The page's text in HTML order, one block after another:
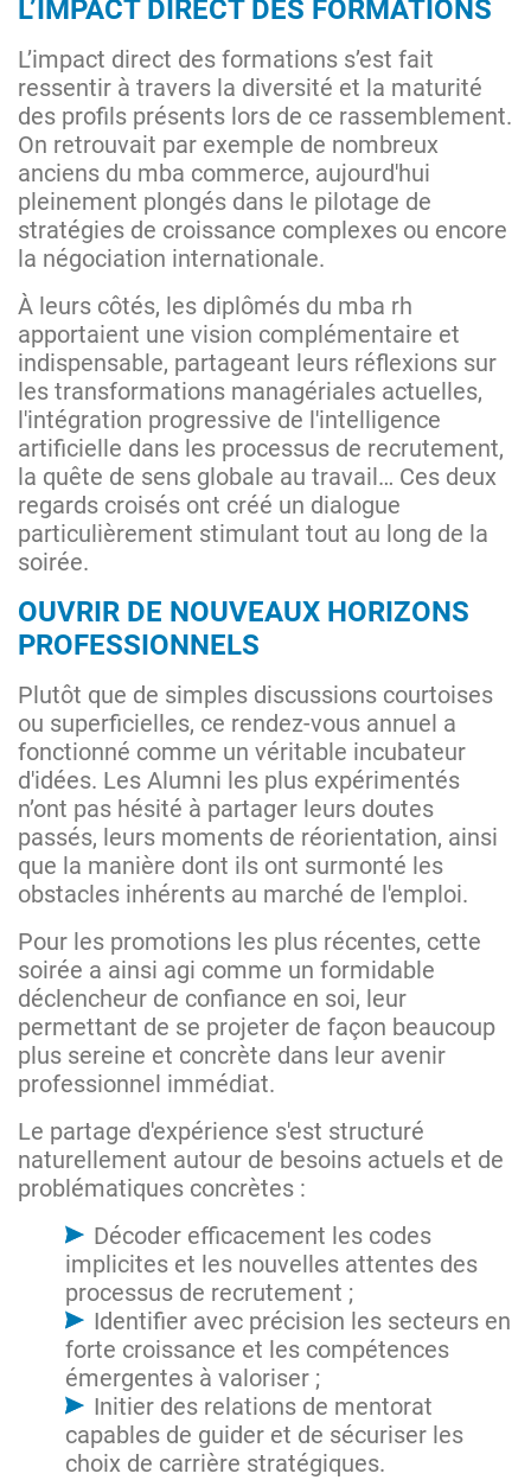
L’IMPACT DIRECT DES FORMATIONS
L’impact direct des formations s’est fait
ressentir à travers la diversité et la maturité
des profils présents lors de ce rassemblement.
On retrouvait par exemple de nombreux
anciens du mba commerce, aujourd'hui
pleinement plongés dans le pilotage de
stratégies de croissance complexes ou encore
la négociation internationale.
À leurs côtés, les diplômés du mba rh
apportaient une vision complémentaire et
indispensable, partageant leurs réflexions sur
les transformations managériales actuelles,
l'intégration progressive de l'intelligence
artificielle dans les processus de recrutement,
la quête de sens globale au travail… Ces deux
regards croisés ont créé un dialogue
particulièrement stimulant tout au long de la
soirée.
OUVRIR DE NOUVEAUX HORIZONS
PROFESSIONNELS
Plutôt que de simples discussions courtoises
ou superficielles, ce rendez-vous annuel a
fonctionné comme un véritable incubateur
d'idées. Les Alumni les plus expérimentés
n’ont pas hésité à partager leurs doutes
passés, leurs moments de réorientation, ainsi
que la manière dont ils ont surmonté les
obstacles inhérents au marché de l'emploi.
Pour les promotions les plus récentes, cette
soirée a ainsi agi comme un formidable
déclencheur de confiance en soi, leur
permettant de se projeter de façon beaucoup
plus sereine et concrète dans leur avenir
professionnel immédiat.
Le partage d'expérience s'est structuré
naturellement autour de besoins actuels et de
problématiques concrètes :
Décoder efficacement les codes
implicites et les nouvelles attentes des
processus de recrutement ;
Identifier avec précision les secteurs en
forte croissance et les compétences
émergentes à valoriser ;
Initier des relations de mentorat
capables de guider et de sécuriser les
choix de carrière stratégiques.